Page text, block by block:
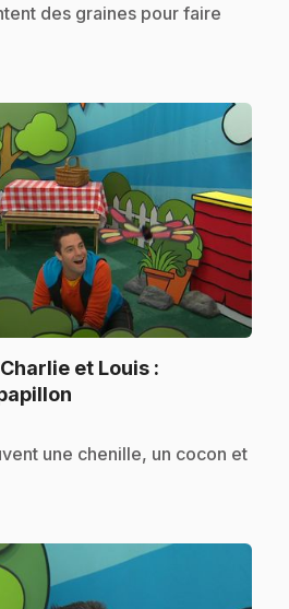
des graines pour faire
et Louis :
une chenille, un cocon et